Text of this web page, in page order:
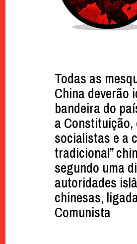
Todas as
China deverão
bandeira do
a Constituição,
socialistas e a
tradicional”
segundo uma
autoridades
chinesas,
Comunista